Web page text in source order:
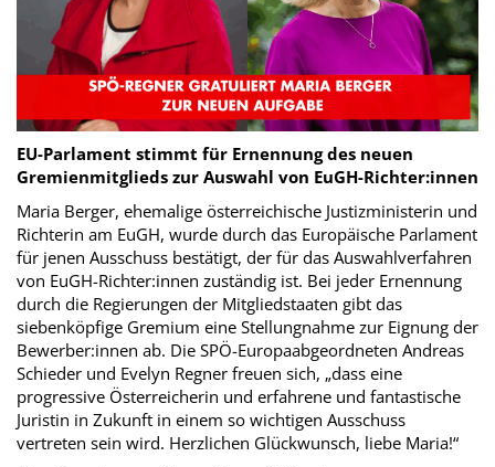
EU-Parlament stimmt für Ernennung des neuen
Gremienmitglieds zur Auswahl von EuGH-Richter:innen
Maria Berger, ehemalige österreichische Justizministerin und
Richterin am EuGH, wurde durch das Europäische Parlament
für jenen Ausschuss bestätigt, der für das Auswahlverfahren
von EuGH-Richter:innen zuständig ist. Bei jeder Ernennung
durch die Regierungen der Mitgliedstaaten gibt das
siebenköpfige Gremium eine Stellungnahme zur Eignung der
Bewerber:innen ab. Die SPÖ-Europaabgeordneten Andreas
Schieder und Evelyn Regner freuen sich, „dass eine
progressive Österreicherin und erfahrene und fantastische
Juristin in Zukunft in einem so wichtigen Ausschuss
vertreten sein wird. Herzlichen Glückwunsch, liebe Maria!“